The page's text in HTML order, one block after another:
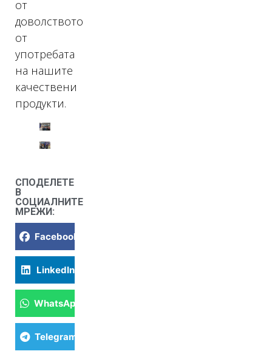
от
доволството
от
употребата
на нашите
качествени
продукти.
СПОДЕЛЕТЕ
В
СОЦИАЛНИТЕ
МРЕЖИ:
Facebook
LinkedIn
WhatsApp
Telegram